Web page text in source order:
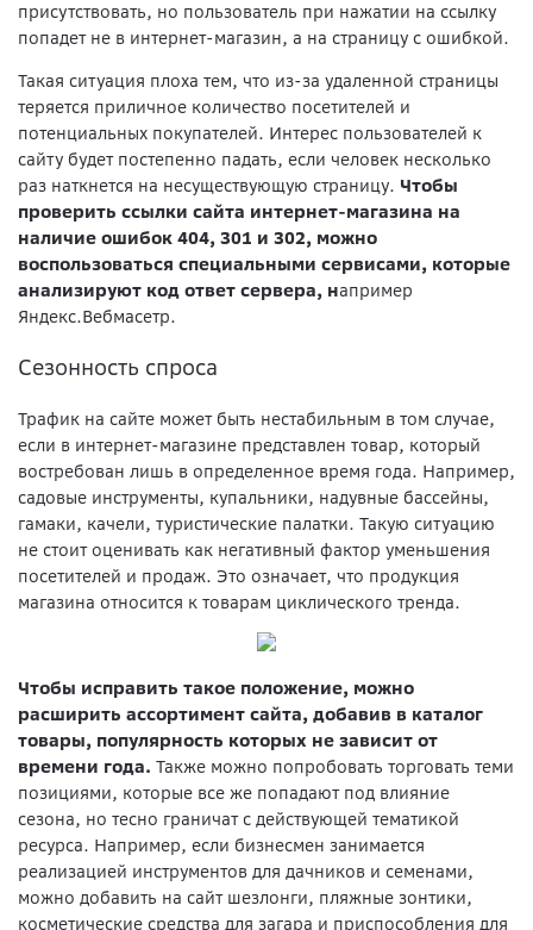
присутствовать, но пользователь при нажатии на ссылку
попадет не в интернет-магазин, а на страницу с ошибкой.
Такая ситуация плоха тем, что из-за удаленной страницы
теряется приличное количество посетителей и
потенциальных покупателей. Интерес пользователей к
сайту будет постепенно падать, если человек несколько
раз наткнется на несуществующую страницу. Чтобы
проверить ссылки сайта интернет-магазина на
наличие ошибок 404, 301 и 302, можно
воспользоваться специальными сервисами, которые
анализируют код ответ сервера, например
Яндекс.Вебмасетр.
Сезонность спроса
Трафик на сайте может быть нестабильным в том случае,
если в интернет-магазине представлен товар, который
востребован лишь в определенное время года. Например,
садовые инструменты, купальники, надувные бассейны,
гамаки, качели, туристические палатки. Такую ситуацию
не стоит оценивать как негативный фактор уменьшения
посетителей и продаж. Это означает, что продукция
магазина относится к товарам циклического тренда.
Чтобы исправить такое положение, можно
расширить ассортимент сайта, добавив в каталог
товары, популярность которых не зависит от
времени года. Также можно попробовать торговать теми
позициями, которые все же попадают под влияние
сезона, но тесно граничат с действующей тематикой
ресурса. Например, если бизнесмен занимается
реализацией инструментов для дачников и семенами,
можно добавить на сайт шезлонги, пляжные зонтики,
косметические средства для загара и приспособления для